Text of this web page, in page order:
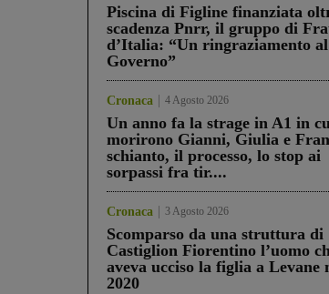
Piscina di Figline finanziata
scadenza Pnrr, il gruppo di
d’Italia: “Un ringraziamento al
Governo”
Cronaca 4 Agosto 2026
Un anno fa la strage in A1 in
morirono Gianni, Giulia e
schianto, il processo, lo stop ai
sorpassi fra tir....
Cronaca 3 Agosto 2026
Scomparso da una struttura di
Castiglion Fiorentino l’uomo
aveva ucciso la figlia a Levane
2020